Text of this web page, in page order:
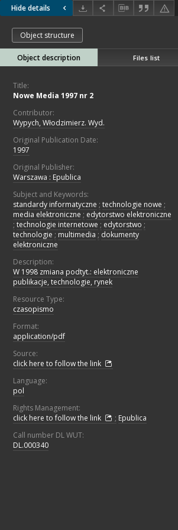
Hide details
Object structure
Object description Files list
Title:
Nowe Media 1997 nr 2
Contributor:
Wypych, Włodzimierz. Wyd.
Original Publication Date:
1997
Original Publisher:
Warszawa : Epublica
Subject and Keywords:
standardy informatyczne ; technologie nowe ;
media elektroniczne ; edytorstwo elektroniczne
; technologie internetowe ; edytorstwo ;
technologie ; multimedia ; dokumenty
elektroniczne
Description:
W 1998 zmiana podtyt.: elektroniczne
publikacje, technologie, rynek
Resource Type:
czasopismo
Format:
application/pdf
Source:
click here to follow the link
Language:
pol
Rights Management:
click here to follow the link
; Epublica
Call number DL WUT:
DL.000340